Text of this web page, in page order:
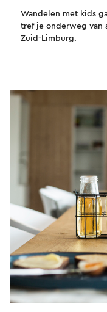
Wandelen met kids
tref je onderweg van
Zuid-Limburg.